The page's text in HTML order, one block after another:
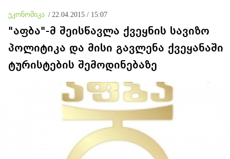
ეკონომიკა / 22.04.2015 / 15:07
"აფბა"-მ შეისწავლა ქვეყნის სავიზო
პოლიტიკა და მისი გავლენა ქვეყანაში
ტურისტების შემოდინებაზე